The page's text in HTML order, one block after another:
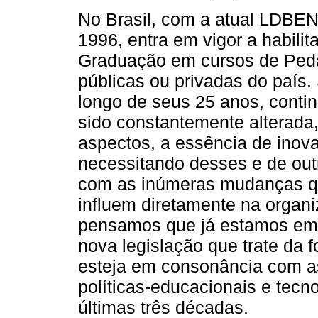
No Brasil, com a atual
1996, entra em vigor a
Graduação em cursos de
públicas ou privadas do
longo de seus 25 anos,
sido constantemente
aspectos, a essência de
necessitando desses e de
com as inúmeras mudanças
influem diretamente na
pensamos que já estamos
nova legislação que trate da
esteja em consonância com
políticas-educacionais e
últimas três décadas.